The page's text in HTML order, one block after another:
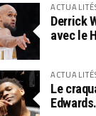
Derrick
avec le
Le